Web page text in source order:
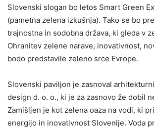
Slovenski slogan bo letos Smart Green
(pametna zelena izkušnja). Tako se bo
trajnostna in sodobna država, ki gleda v
Ohranitev zelene narave, inovativnost,
bodo predstavile zeleno srce Evrope.
Slovenski paviljon je zasnoval
design d. o. o., ki je za zasnovo že dobil
Zamišljen je kot zelena oaza na vodi, ki
energijo in inovativnost Slovenije. Voda